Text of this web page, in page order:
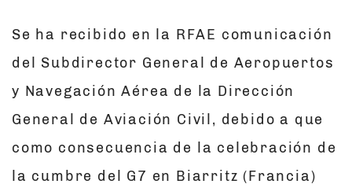
Se ha recibido en la RFAE comunicación
del Subdirector General de Aeropuertos
y Navegación Aérea de la Dirección
General de Aviación Civil, debido a que
como consecuencia de la celebración de
la cumbre del G7 en Biarritz (Francia)